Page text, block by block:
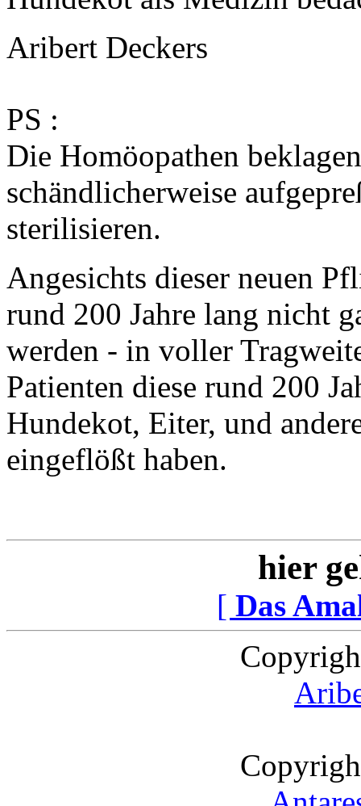
Aribert Deckers
PS :
Die Homöopathen
schändlicherweise
sterilisieren.
Angesichts dieser neuen
rund 200 Jahre lang nicht
werden - in voller
Patienten diese rund 200
Hundekot, Eiter, und
eingeflößt haben.
hier
[ Das